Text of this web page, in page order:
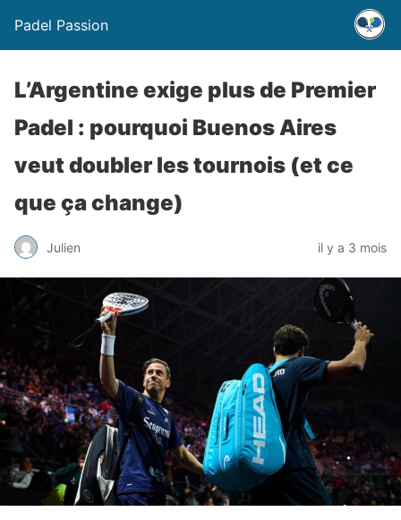
Padel Passion
L’Argentine exige plus de Premier
Padel : pourquoi Buenos Aires
veut doubler les tournois (et ce
que ça change)
Julien il y a 3 mois